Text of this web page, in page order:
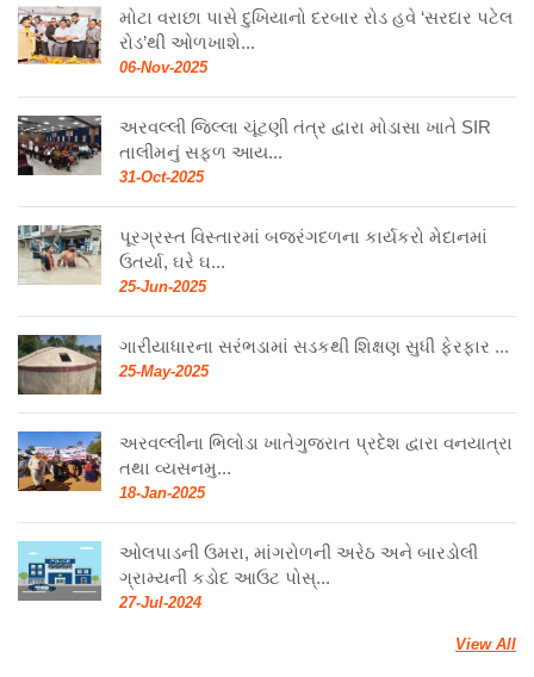
મોટા વરાછા પાસે દુખિયાનો દરબાર રોડ હવે ‘સરદાર પટેલ
રોડ’થી ઓળખાશે...
06-Nov-2025
અરવલ્લી જિલ્લા ચૂંટણી તંત્ર દ્વારા મોડાસા ખાતે SIR
તાલીમનું સફળ આય...
31-Oct-2025
પૂરગ્રસ્ત વિસ્તારમાં બજરંગદળના કાર્યકરો મેદાનમાં
ઉતર્યા, ઘરે ઘ...
25-Jun-2025
ગારીયાધારના સરંભડામાં સડકથી શિક્ષણ સુધી ફેરફાર ...
25-May-2025
અરવલ્લીના ભિલોડા ખાતેગુજરાત પ્રદેશ દ્વારા વનયાત્રા
તથા વ્યસનમુ...
18-Jan-2025
ઓલપાડની ઉમરા, માંગરોળની અરેઠ અને બારડોલી
ગ્રામ્યની કડોદ આઉટ પોસ્...
27-Jul-2024
View All